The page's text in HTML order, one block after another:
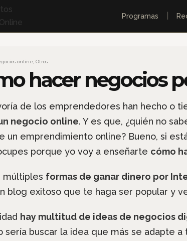
Programas
online Otros
hacer negocios
de los emprendedores han hecho o
negocio online. Y es que, ¿quién no
un emprendimiento online? Bueno, si
porque yo voy a enseñarte cómo
múltiples formas de ganar dinero por
blog exitoso que te haga ser popular y
hay multitud de ideas de negocios
sería buscar la idea que más se adapte